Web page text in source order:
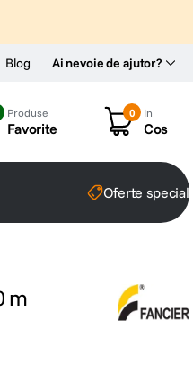
Ai nevoie de ajutor?
Blog
Produse
Favorite
0 In
Cos
Oferte
m